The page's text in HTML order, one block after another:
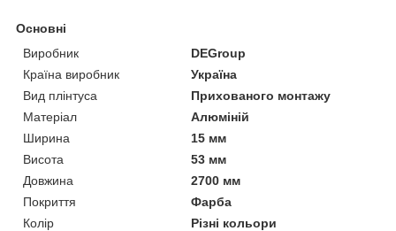
Основні
Виробник
DEGroup
Країна виробник
Україна
Вид плінтуса
Прихованого монтажу
Матеріал
Алюміній
Ширина
15 мм
Висота
53 мм
Довжина
2700 мм
Покриття
Фарба
Колір
Різні кольори